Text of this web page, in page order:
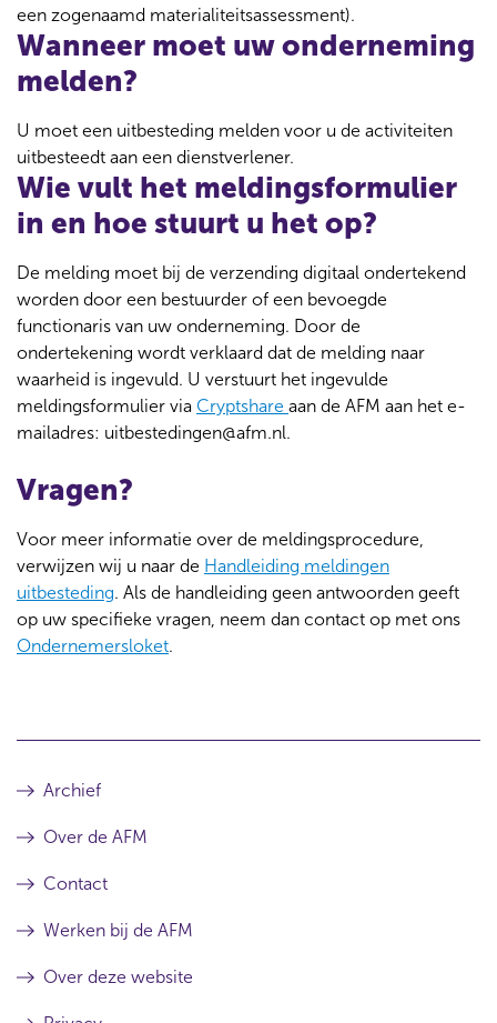
een zogenaamd materialiteitsassessment).
Wanneer moet uw onderneming
melden?
U moet een uitbesteding melden voor u de activiteiten
uitbesteedt aan een dienstverlener.
Wie vult het meldingsformulier
in en hoe stuurt u het op?
De melding moet bij de verzending digitaal ondertekend
worden door een bestuurder of een bevoegde
functionaris van uw onderneming. Door de
ondertekening wordt verklaard dat de melding naar
waarheid is ingevuld. U verstuurt het ingevulde
meldingsformulier via Cryptshare aan de AFM aan het e-
mailadres: uitbestedingen@afm.nl.
Vragen?
Voor meer informatie over de meldingsprocedure,
verwijzen wij u naar de Handleiding meldingen
uitbesteding. Als de handleiding geen antwoorden geeft
op uw specifieke vragen, neem dan contact op met ons
Ondernemersloket.
Archief
Over de AFM
Contact
Werken bij de AFM
Over deze website